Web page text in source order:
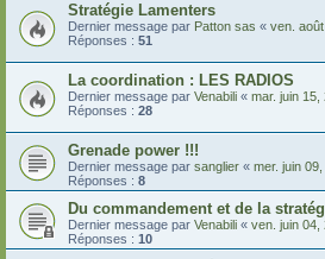
Stratégie Lamenters
Dernier message par Patton sas « ven.
Réponses : 51
La coordination : LES RADIOS
Dernier message par Venabili « mar. juin 15,
Réponses : 28
Grenade power !!!
Dernier message par sanglier « mer. juin
Réponses : 8
Du commandement et de la
Dernier message par Venabili « ven. juin 04,
Réponses : 10